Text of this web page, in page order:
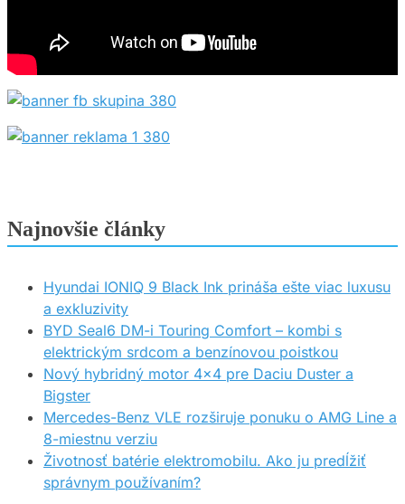
Najnovšie články
Hyundai IONIQ 9 Black Ink prináša ešte viac luxusu
a exkluzivity
BYD Seal6 DM-i Touring Comfort – kombi s
elektrickým srdcom a benzínovou poistkou
Nový hybridný motor 4×4 pre Daciu Duster a
Bigster
Mercedes-Benz VLE rozširuje ponuku o AMG Line a
8-miestnu verziu
Životnosť batérie elektromobilu. Ako ju predĺžiť
správnym používaním?